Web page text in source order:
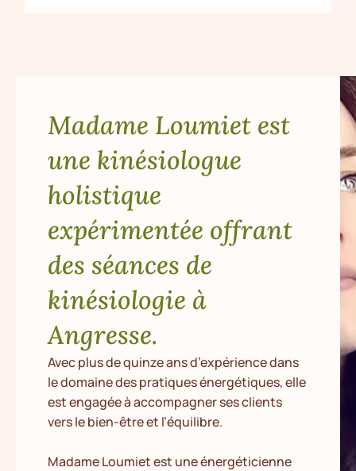
Madame Loumiet est
une kinésiologue
holistique
expérimentée offrant
des séances de
kinésiologie à
Angresse.
Avec plus de quinze ans d’expérience dans
le domaine des pratiques énergétiques, elle
est engagée à accompagner ses clients
vers le bien-être et l’équilibre.
Madame Loumiet est une énergéticienne